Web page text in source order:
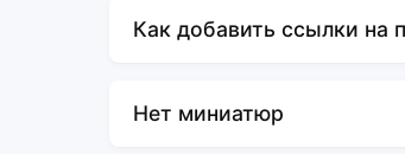
Как добавить ссылки на
Нет миниатюр